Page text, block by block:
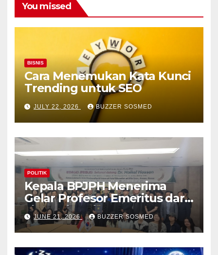
You missed
BISNIS
Cara Menemukan Kata Kunci
Trending untuk SEO
JULY 22, 2026 BUZZER SOSMED
POLITIK
Kepala BPJPH Menerima
Gelar Profesor Emeritus dari
Silla University, Busan Korsel
JUNE 21, 2026 BUZZER SOSMED